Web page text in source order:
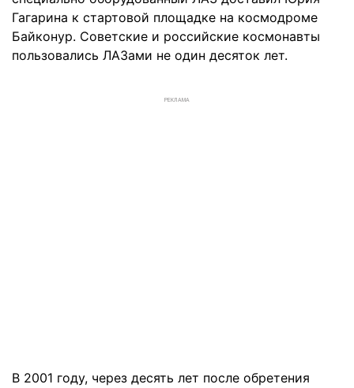
Гагарина к стартовой площадке на космодроме
Байконур. Советские и российские космонавты
пользовались ЛАЗами не один десяток лет.
РЕКЛАМА
В 2001 году, через десять лет после обретения